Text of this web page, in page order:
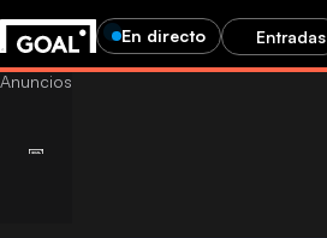
En directo Entradas